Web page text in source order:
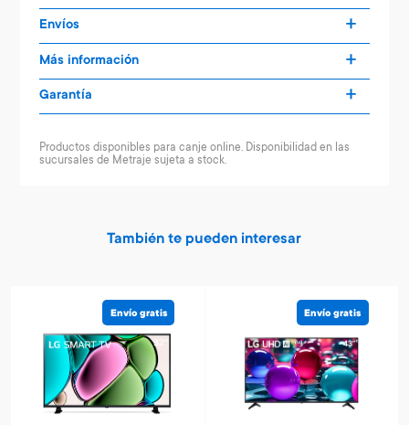
Envíos
Más información
Garantía
Productos disponibles para canje online. Disponibilidad en las
sucursales de Metraje sujeta a stock.
También te pueden interesar
Envío gratis Envío gratis